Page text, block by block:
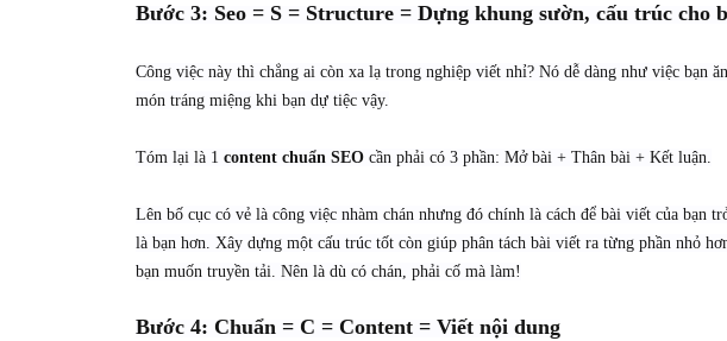
Bước 3: Seo = S = Structure = Dựng khung sườn, cấu trúc cho
Công việc này thì chẳng ai còn xa lạ trong nghiệp viết nhỉ? Nó dễ dàng như việc
món tráng miệng khi bạn dự tiệc vậy.
Tóm lại là 1 content chuẩn SEO cần phải có 3 phần: Mở bài + Thân bài + Kết luận.
Lên bố cục có vẻ là công việc nhàm chán nhưng đó chính là cách để bài viết của
là bạn hơn. Xây dựng một cấu trúc tốt còn giúp phân tách bài viết ra từng phần nhỏ
bạn muốn truyền tải. Nên là dù có chán, phải cố mà làm!
Bước 4: Chuẩn = C = Content = Viết nội dung